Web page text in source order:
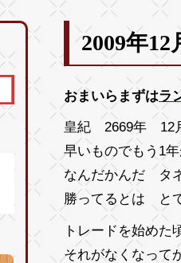
2009年12
おまいらまずはラ
皇紀 2669年 12
早いものでもう1
なんだかんだ タ
勝ってるとは と
トレードを始め
それがなくなって